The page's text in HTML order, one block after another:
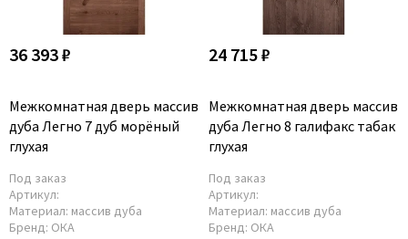
36 393 ₽
Межкомнатная дверь массив
дуба Легно 7 дуб морёный
глухая
Под заказ
Артикул:
Материал: массив дуба
Бренд: ОКА
24 715 ₽
Межкомнатная дверь массив
дуба Легно 8 галифакс табак
глухая
Под заказ
Артикул:
Материал: массив дуба
Бренд: ОКА